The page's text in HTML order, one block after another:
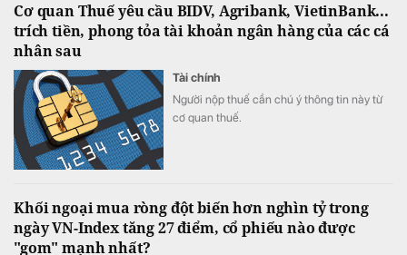
Cơ quan Thuế yêu cầu BIDV, Agribank, VietinBank...
trích tiền, phong tỏa tài khoản ngân hàng của các cá
nhân sau
Tài chính
Người nộp thuế cần chú ý thông tin này từ
cơ quan thuế.
Khối ngoại mua ròng đột biến hơn nghìn tỷ trong
ngày VN-Index tăng 27 điểm, cổ phiếu nào được
"gom" mạnh nhất?